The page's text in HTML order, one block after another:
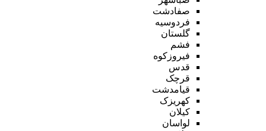
صفادشت
فردوسیه
گلستان
فشم
فیروزکوه
قدس
قرچک
قیامدشت
کهریزک
کیلان
لواسان